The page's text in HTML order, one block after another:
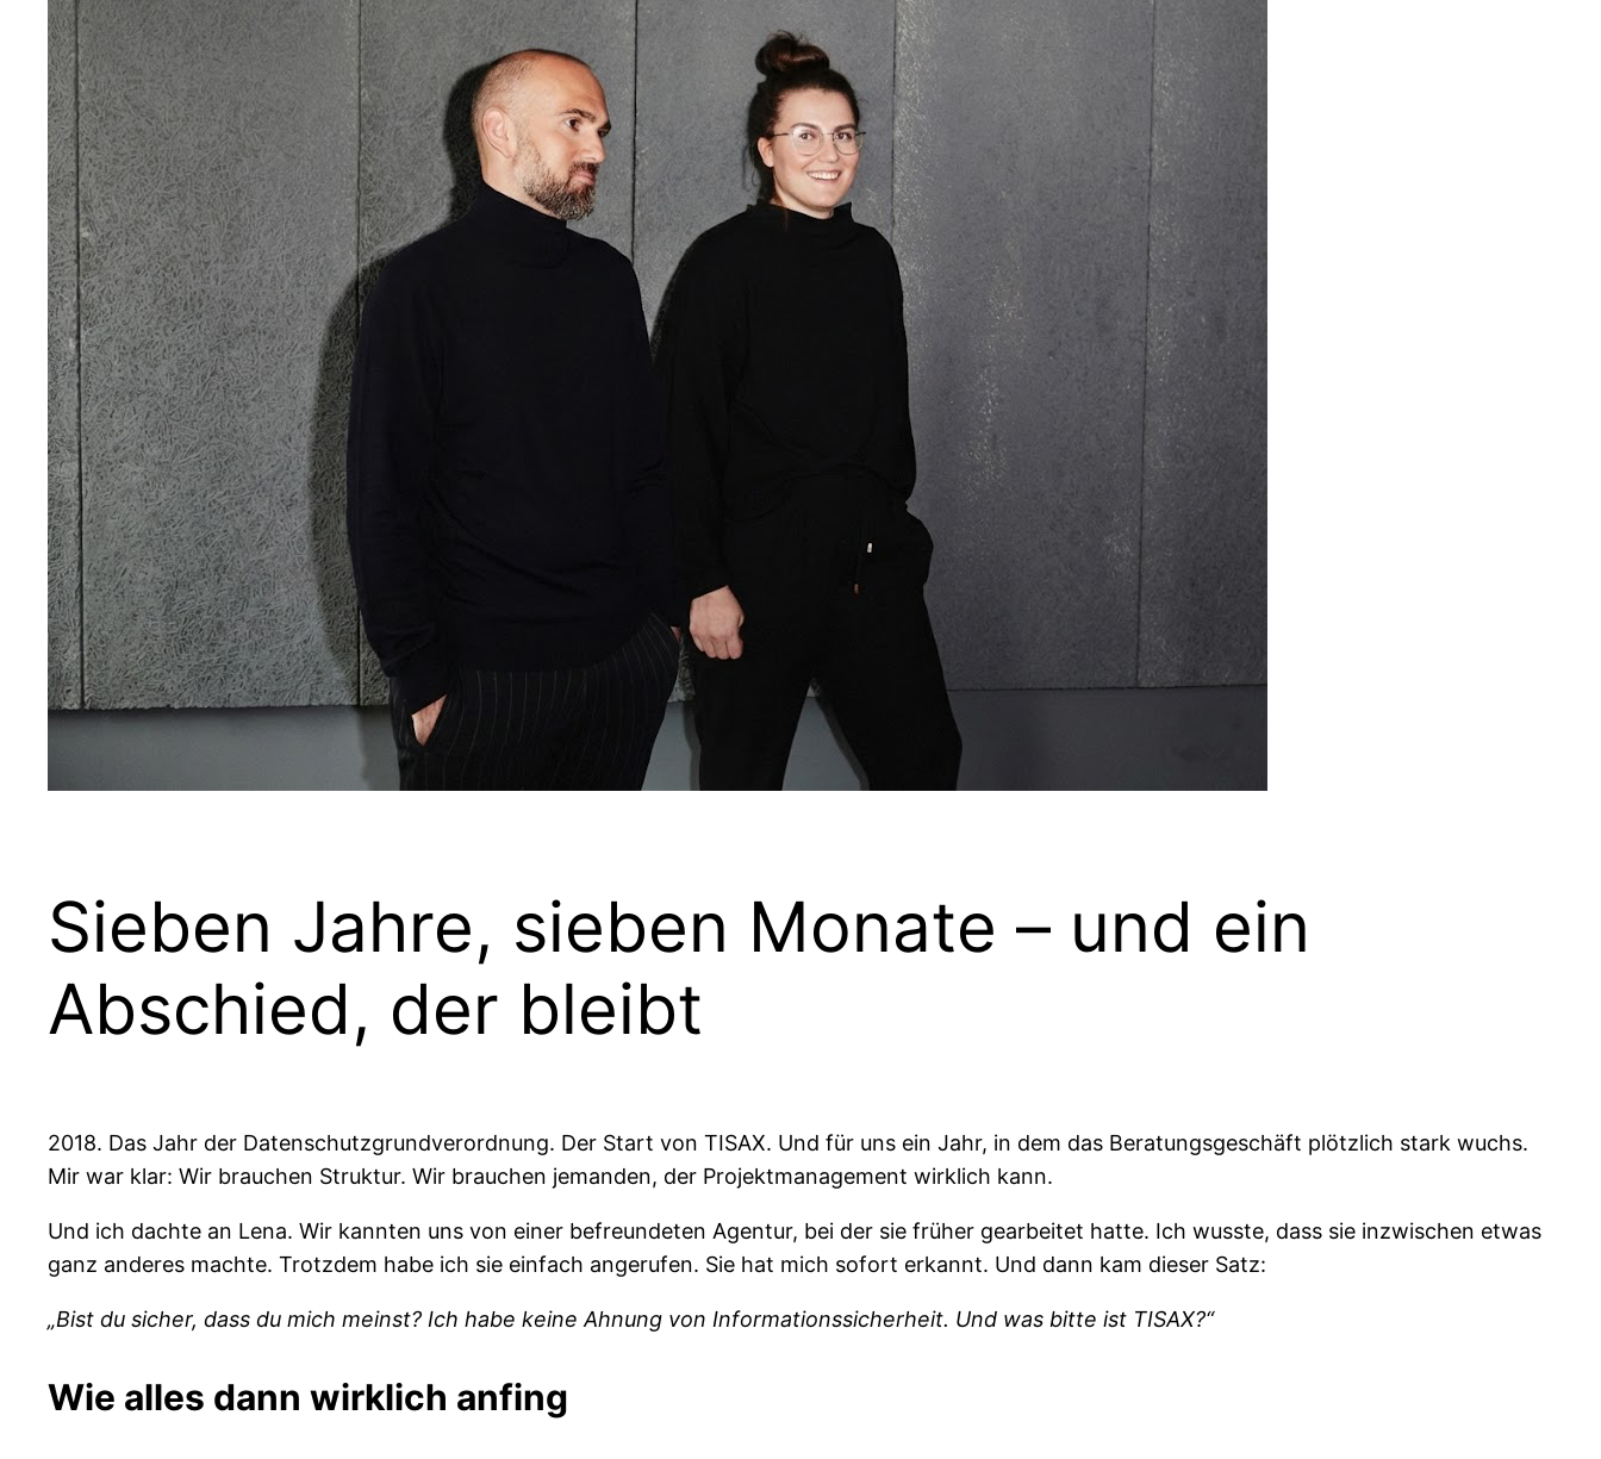
Sieben Jahre, sieben Monate – und ein
Abschied, der bleibt
2018. Das Jahr der Datenschutzgrundverordnung. Der Start von TISAX. Und für uns ein Jahr, in dem das Beratungsgeschäft plötzlich stark wuchs.
Mir war klar: Wir brauchen Struktur. Wir brauchen jemanden, der Projektmanagement wirklich kann.
Und ich dachte an Lena. Wir kannten uns von einer befreundeten Agentur, bei der sie früher gearbeitet hatte. Ich wusste, dass sie inzwischen etwas
ganz anderes machte. Trotzdem habe ich sie einfach angerufen. Sie hat mich sofort erkannt. Und dann kam dieser Satz:
„Bist du sicher, dass du mich meinst? Ich habe keine Ahnung von Informationssicherheit. Und was bitte ist TISAX?“
Wie alles dann wirklich anfing